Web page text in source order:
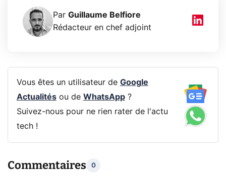
Par Guillaume Belfiore
Rédacteur en chef adjoint
Vous êtes un utilisateur de Google
Actualitésou de WhatsApp?
Suivez-nous pour ne rien rater de l'actu
tech !
Commentaires 0